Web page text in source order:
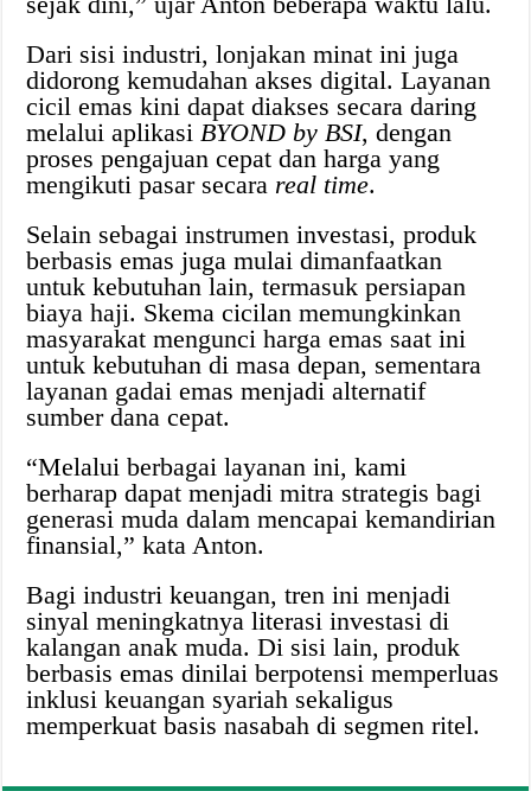
Dari sisi industri, lonjakan minat ini juga
didorong kemudahan akses digital. Layanan
cicil emas kini dapat diakses secara daring
melalui aplikasiBYOND by BSI, dengan
proses pengajuan cepat dan harga yang
mengikuti pasar secara real time.
Selain sebagai instrumen investasi, produk
berbasis emas juga mulai dimanfaatkan
untuk kebutuhan lain, termasuk persiapan
biaya haji. Skema cicilan memungkinkan
masyarakat mengunci harga emas saat ini
untuk kebutuhan di masa depan, sementara
layanan gadai emas menjadi alternatif
sumber dana cepat.
“Melalui berbagai layanan ini, kami
berharap dapat menjadi mitra strategis bagi
generasi muda dalam mencapai kemandirian
finansial,” kata Anton.
Bagi industri keuangan, tren ini menjadi
sinyal meningkatnya literasi investasi di
kalangan anak muda. Di sisi lain, produk
berbasis emas dinilai berpotensi memperluas
inklusi keuangan syariah sekaligus
memperkuat basis nasabah di segmen ritel.